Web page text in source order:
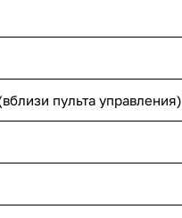
пульта управления)